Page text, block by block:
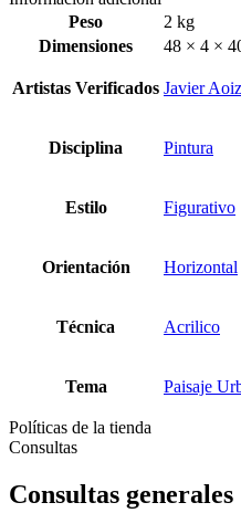
Peso
2 kg
Dimensiones
48 × 4 ×
Artistas Verificados Javier
Disciplina Pintura
Estilo Figurativo
Orientación Horizontal
Técnica Acrilico
Tema Paisaje
Políticas de la tienda
Consultas
Consultas generales